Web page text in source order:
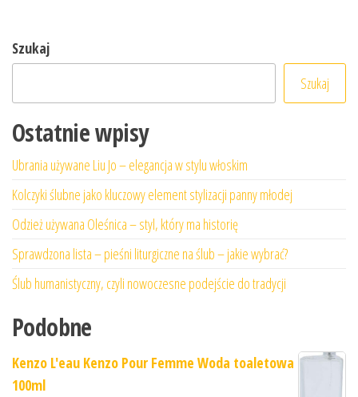
Szukaj
Szukaj
Ostatnie wpisy
Ubrania używane Liu Jo – elegancja w stylu włoskim
Kolczyki ślubne jako kluczowy element stylizacji panny młodej
Odzież używana Oleśnica – styl, który ma historię
Sprawdzona lista – pieśni liturgiczne na ślub – jakie wybrać?
Ślub humanistyczny, czyli nowoczesne podejście do tradycji
Podobne
Kenzo L'eau Kenzo Pour Femme Woda toaletowa
100ml